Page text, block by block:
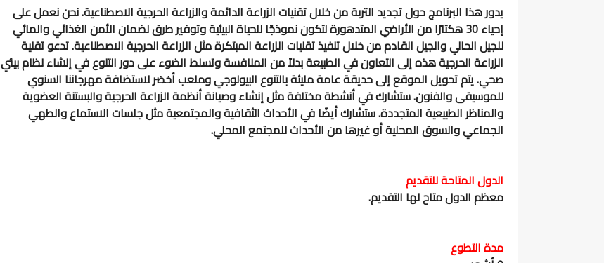
يدور هذا البرنامج حول تجديد التربة من خلال تقنيات الزراعة الدائمة والزراعة الحرجية الاصطناعية. نحن نعمل على
إحياء 30 هكتارًا من الأراضي المتدهورة لتكون نموذجًا للحياة البيئية وتوفير طرق لضمان الأمن الغذائي والمائي
للجيل الحالي والجيل القادم من خلال تنفيذ تقنيات الزراعة المبتكرة مثل الزراعة الحرجية الاصطناعية. تدعو تقنية
الزراعة الحرجية هذه إلى التعاون في الطبيعة بدلاً من المنافسة وتسلط الضوء على دور التنوع في إنشاء نظام بيئي
صحي. يتم تحويل الموقع إلى حديقة عامة مليئة بالتنوع البيولوجي وملعب أخضر لاستضافة مهرجاننا السنوي
للموسيقى والفنون. ستشارك في أنشطة مختلفة مثل إنشاء وصيانة أنظمة الزراعة الحرجية والبستنة العضوية
والمناظر الطبيعية المتجددة. ستشارك أيضًا في الأحداث الثقافية والمجتمعية مثل جلسات الاستماع والطهي
الجماعي والسوق المحلية أو غيرها من الأحداث للمجتمع المحلي.
الدول المتاحة للتقديم
معظم الدول متاح لها التقديم.
مدة التطوع